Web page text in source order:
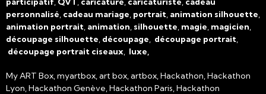
personnalisé, cadeau mariage, portrait, animation silhouette,
animation portrait, animation, silhouette, magie, magicien,
découpage silhouette, découpage, découpage portrait,
découpage portrait ciseaux, luxe,
My ART Box, myartbox, art box, artbox, Hackathon, Hackathon
Lyon, Hackathon Genève, Hackathon Paris, Hackathon